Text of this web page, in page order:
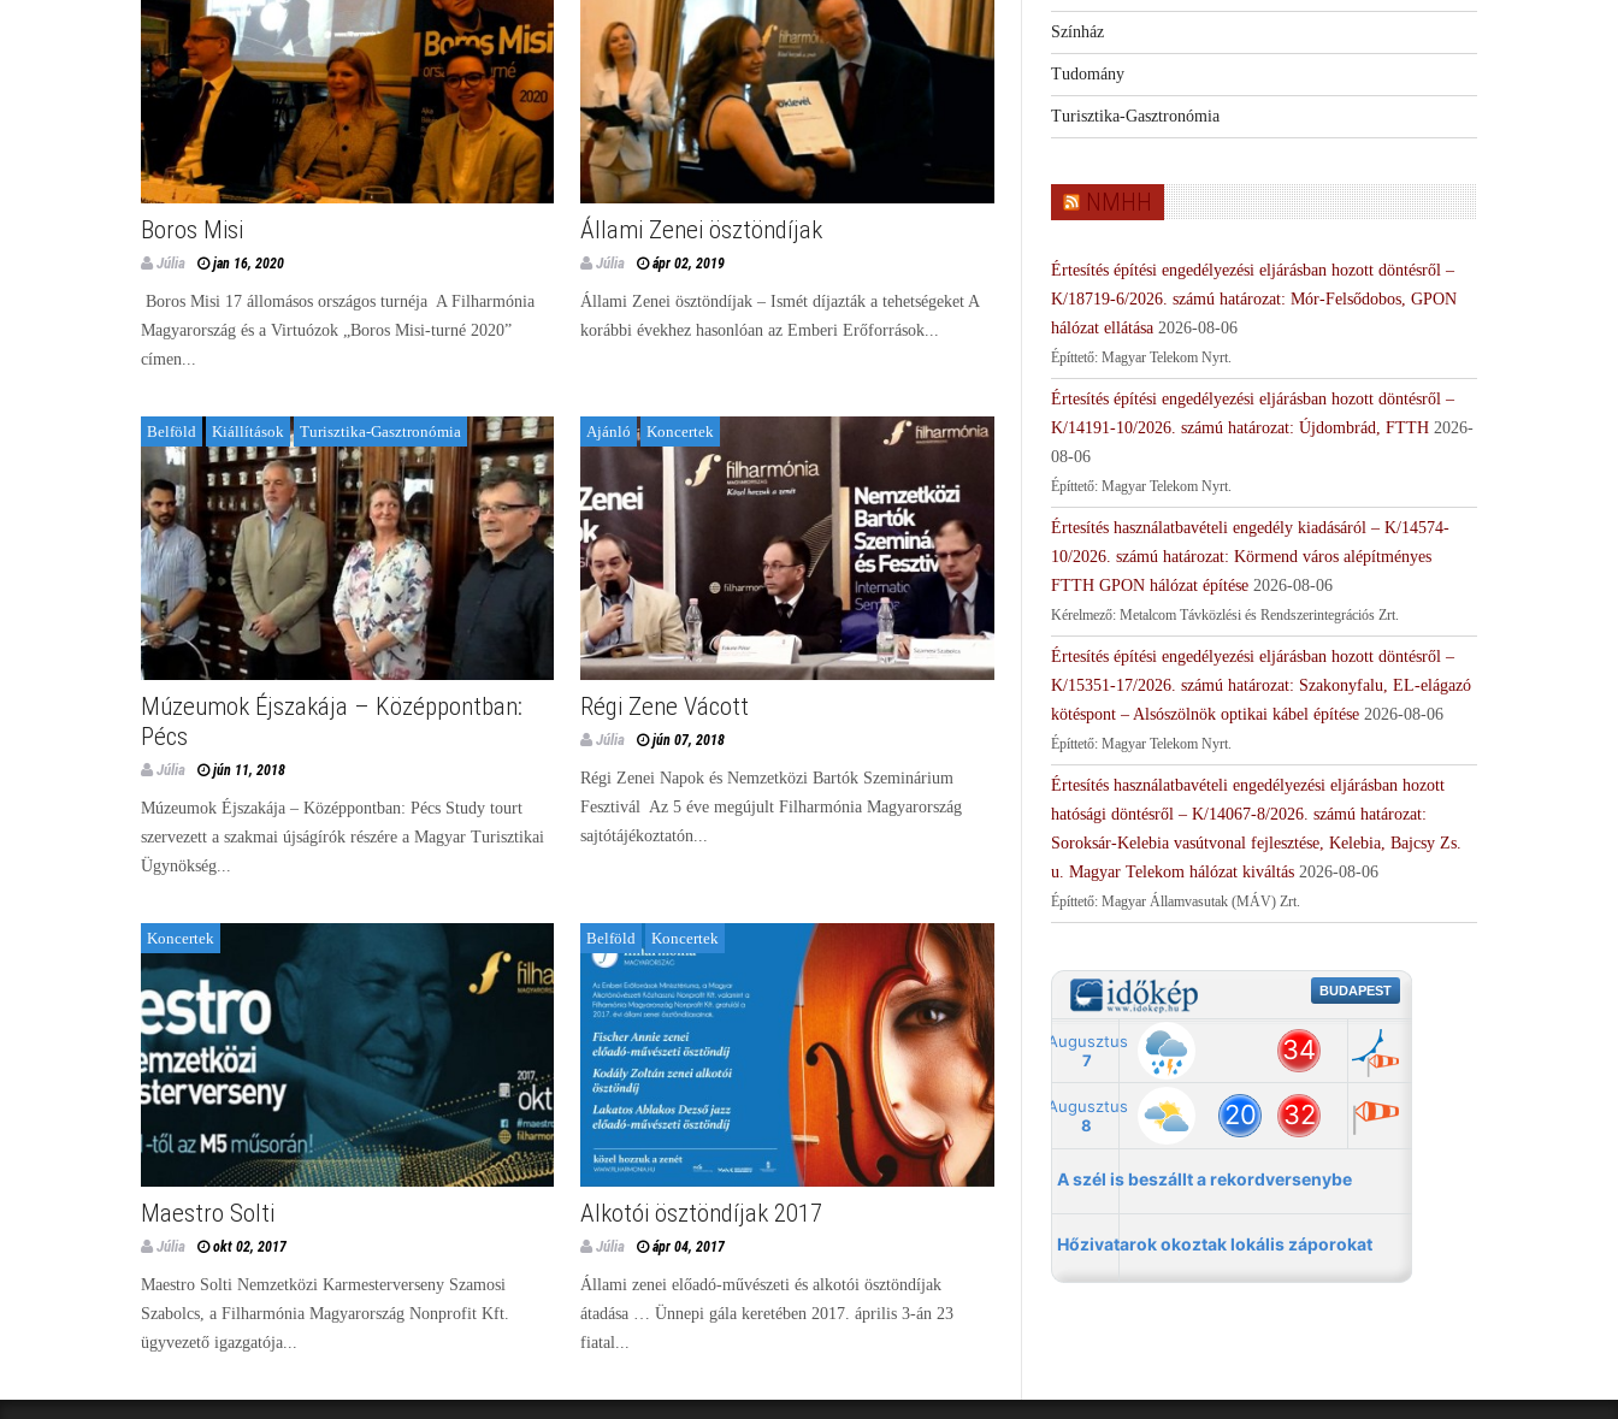
Boros Misi
Júlia jan 16, 2020
Boros Misi 17 állomásos országos turnéja A Filharmónia
Magyarország és a Virtuózok „Boros Misi-turné 2020”
címen...
Állami Zenei ösztöndíjak
Júlia ápr 02, 2019
Állami Zenei ösztöndíjak – Ismét díjazták a tehetségeket A
korábbi évekhez hasonlóan az Emberi Erőforrások...
Belföld Kiállítások Turisztika-Gasztronómia
Múzeumok Éjszakája – Középpontban:
Pécs
Júlia jún 11, 2018
Múzeumok Éjszakája – Középpontban: Pécs Study tourt
szervezett a szakmai újságírók részére a Magyar Turisztikai
Ügynökség...
Ajánló Koncertek
Régi Zene Vácott
Júlia jún 07, 2018
Régi Zenei Napok és Nemzetközi Bartók Szeminárium
Fesztivál Az 5 éve megújult Filharmónia Magyarország
sajtótájékoztatón...
Koncertek
Maestro Solti
Júlia okt 02, 2017
Maestro Solti Nemzetközi Karmesterverseny Szamosi
Szabolcs, a Filharmónia Magyarország Nonprofit Kft.
ügyvezető igazgatója...
Belföld Koncertek
Alkotói ösztöndíjak 2017
Júlia ápr 04, 2017
Állami zenei előadó-művészeti és alkotói ösztöndíjak
átadása … Ünnepi gála keretében 2017. április 3-án 23
fiatal...
Színház
Tudomány
Turisztika-Gasztronómia
NMHH
Értesítés építési engedélyezési eljárásban hozott döntésről –
K/18719-6/2026. számú határozat: Mór-Felsődobos, GPON
hálózat ellátása 2026-08-06
Építtető: Magyar Telekom Nyrt.
Értesítés építési engedélyezési eljárásban hozott döntésről –
K/14191-10/2026. számú határozat: Újdombrád, FTTH 2026-
08-06
Építtető: Magyar Telekom Nyrt.
Értesítés használatbavételi engedély kiadásáról – K/14574-
10/2026. számú határozat: Körmend város alépítményes
FTTH GPON hálózat építése 2026-08-06
Kérelmező: Metalcom Távközlési és Rendszerintegrációs Zrt.
Értesítés építési engedélyezési eljárásban hozott döntésről –
K/15351-17/2026. számú határozat: Szakonyfalu, EL-elágazó
kötéspont – Alsószölnök optikai kábel építése 2026-08-06
Építtető: Magyar Telekom Nyrt.
Értesítés használatbavételi engedélyezési eljárásban hozott
hatósági döntésről – K/14067-8/2026. számú határozat:
Soroksár-Kelebia vasútvonal fejlesztése, Kelebia, Bajcsy Zs.
u. Magyar Telekom hálózat kiváltás 2026-08-06
Építtető: Magyar Államvasutak (MÁV) Zrt.